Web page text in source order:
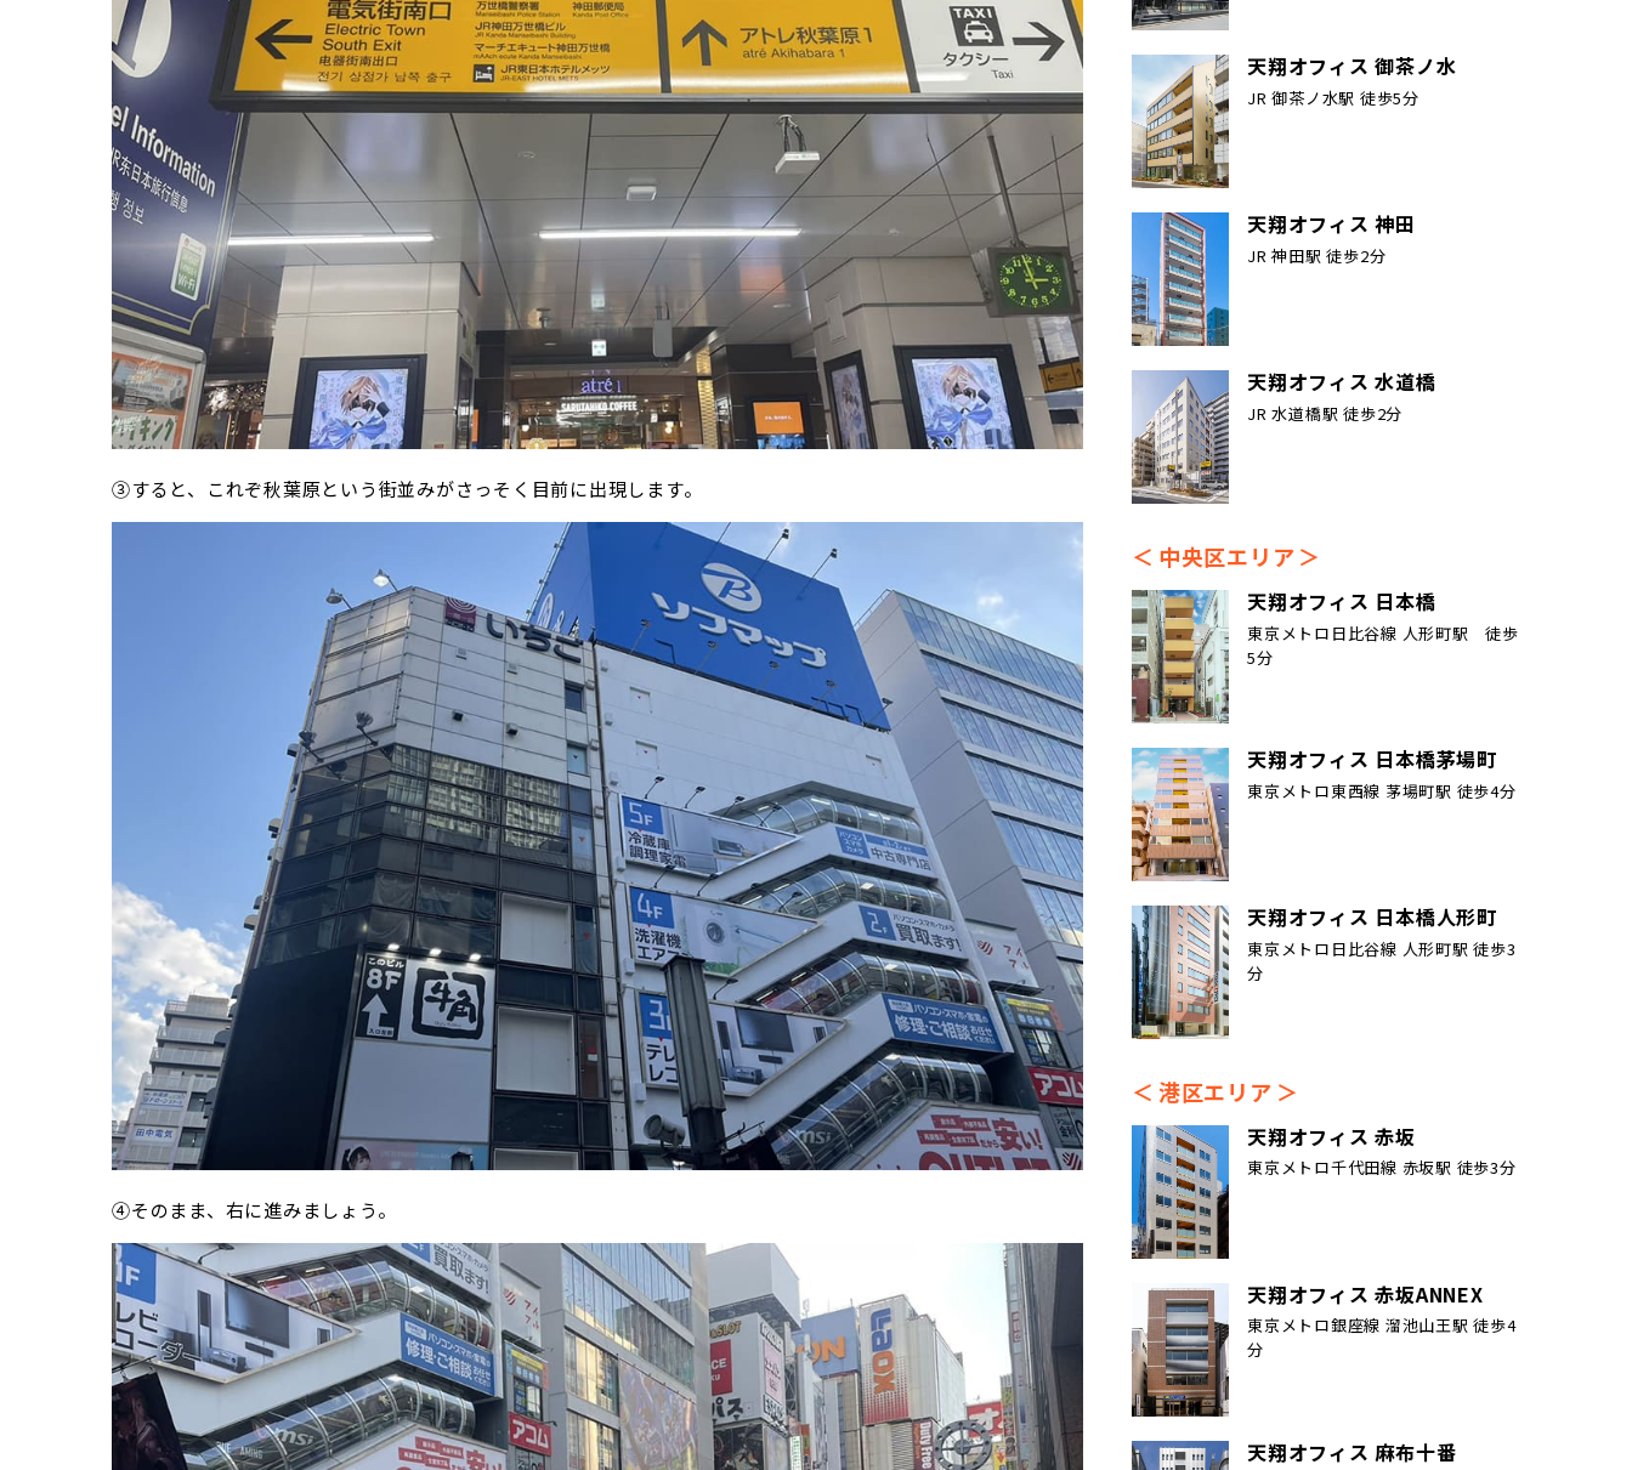
③すると、これぞ秋葉原という街並みがさっそく目前に出現します。
④そのまま、右に進みましょう。
天翔オフィス 御茶ノ水
JR 御茶ノ水駅 徒歩5分
天翔オフィス 神田
JR 神田駅 徒歩2分
天翔オフィス 水道橋
JR 水道橋駅 徒歩2分
中央区エリア
天翔オフィス 日本橋
東京メトロ日比谷線 人形町駅 徒歩
5分
天翔オフィス 日本橋茅場町
東京メトロ東西線 茅場町駅 徒歩4分
天翔オフィス 日本橋人形町
東京メトロ日比谷線 人形町駅 徒歩3
分
港区エリア
天翔オフィス 赤坂
東京メトロ千代田線 赤坂駅 徒歩3分
天翔オフィス 赤坂ANNEX
東京メトロ銀座線 溜池山王駅 徒歩4
分
天翔オフィス 麻布十番